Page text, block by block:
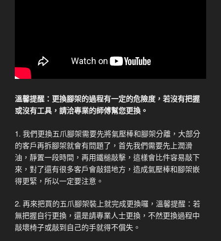
溫馨提醒：更換腳架的過程有一定的危險度，若沒有把握
或沒有工具，請洽專業的師傅幫您更換。
1. 我們更換五爪腳架需要先將氣壓棒和腳架分離，大部分
的客戶再拆腳架就會有問題了，首先我們需要先上潤滑
油，靜置一段時間，再用鐵槌敲擊，這樣會比件容易敲下
來，對了還有很多客戶會敲錯地方，造成氣壓棒和腳架嵌
得更緊，所以一定要注意。
2. 再來把買的五爪腳架裝上就完成更換囉，溫馨提醒：若
無把握自行更換，還是請專業人士更換，不然更換過程中
敲壞椅子或敲到自己的手就得不償失。